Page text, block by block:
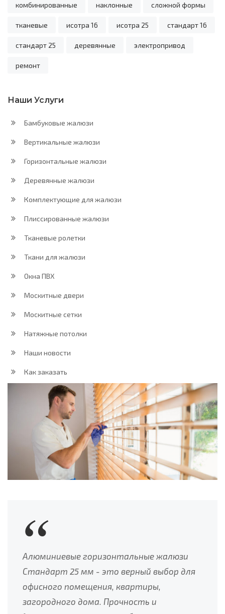
комбинированные наклонные сложной формы
тканевые исотра 16 исотра 25 стандарт 16
стандарт 25 деревянные электропривод
ремонт
Наши Услуги
Бамбуковые жалюзи
Вертикальные жалюзи
Горизонтальные жалюзи
Деревянные жалюзи
Комплектующие для жалюзи
Плиссированные жалюзи
Тканевые ролетки
Ткани для жалюзи
Окна ПВХ
Москитные двери
Москитные сетки
Натяжные потолки
Наши новости
Как заказать
Алюминиевые горизонтальные жалюзи
Стандарт 25 мм - это верный выбор для
офисного помещения, квартиры,
загородного дома. Прочность и